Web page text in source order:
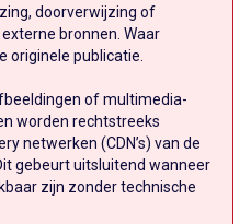
doorverwijzing of
bronnen. Waar
originele publicatie.
of multimedia-
worden rechtstreeks
netwerken (CDN’s) van de
gebeurt uitsluitend wanneer
zijn zonder technische